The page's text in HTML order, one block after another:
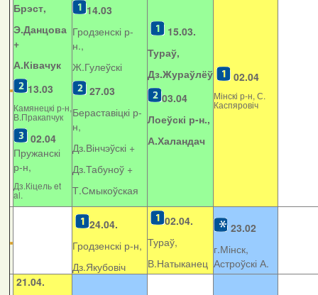
Брэст,
Э.Данцова
+
А.Ківачук
13.03
Камянецкі р-н,
В.Пракапчук
02.04
Пружанскі
р-н,
Дз.Кіцель et
al.
14.03
Гродзенскі р-
н.,
Ж.Гулеўскі
27.03
Бераставіцкі р-
н,
Дз.Вінчэўскі +
Дз.Табуноў +
Т.Смыкоўская
15.03.
Тураў,
Дз.Жураўлёў
03.04
Лоеўскі р-н.,
А.Халандач
02.04
Мінскі р-н, С.
Каспяровіч
24.04.
Гродзенскі р-н,
Дз.Якубовіч
02.04.
Тураў,
В.Натыканец
23.02
г.Мінск,
Астроўскі А.
21.04.